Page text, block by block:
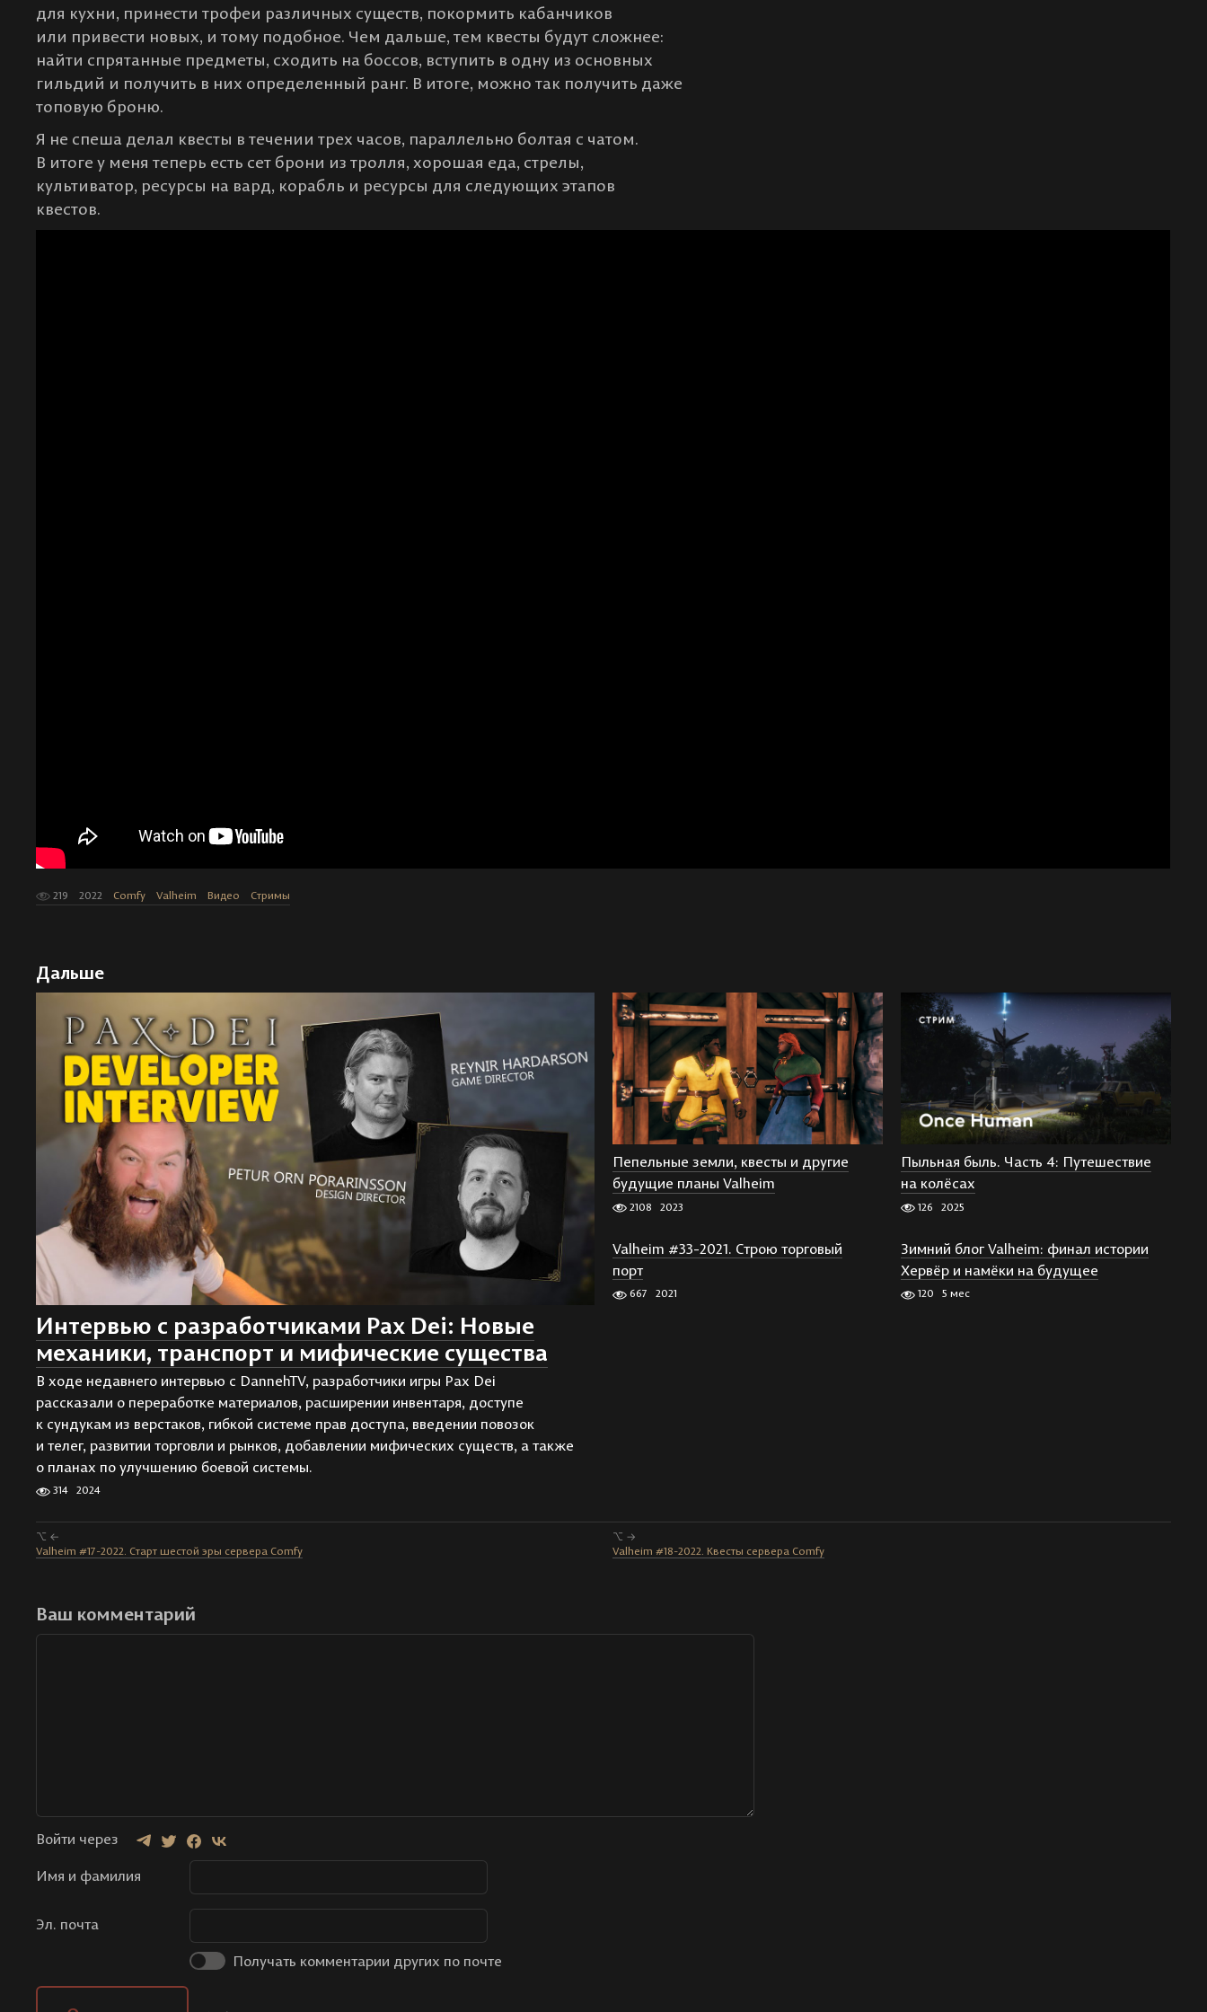
для кухни, принести трофеи различных существ, покормить кабанчиков
или привести новых, и тому подобное. Чем дальше, тем квесты будут сложнее:
найти спрятанные предметы, сходить на боссов, вступить в одну из основных
гильдий и получить в них определенный ранг. В итоге, можно так получить даже
топовую броню.
Я не спеша делал квесты в течении трех часов, параллельно болтая с чатом.
В итоге у меня теперь есть сет брони из тролля, хорошая еда, стрелы,
культиватор, ресурсы на вард, корабль и ресурсы для следующих этапов
квестов.
219 2022 Comfy Valheim Видео Стримы
Дальше
Интервью с разработчиками Pax Dei: Новые
механики, транспорт и мифические существа
В ходе недавнего интервью с DannehTV, разработчики игры Pax Dei
рассказали о переработке материалов, расширении инвентаря, доступе
к сундукам из верстаков, гибкой системе прав доступа, введении повозок
и телег, развитии торговли и рынков, добавлении мифических существ, а также
о планах по улучшению боевой системы.
314 2024
Пепельные земли, квесты и другие
будущие планы Valheim
2108 2023
Пыльная быль. Часть 4: Путешествие
на колёсах
126 2025
Valheim #33-2021. Строю торговый
порт
667 2021
Зимний блог Valheim: финал истории
Хервёр и намёки на будущее
120 5 мес
⌥ ←
Valheim #17-2022. Старт шестой эры сервера Comfy
⌥ →
Valheim #18-2022. Квесты сервера Comfy
Ваш комментарий
Войти через
Имя и фамилия
Эл. почта
Получать комментарии других по почте